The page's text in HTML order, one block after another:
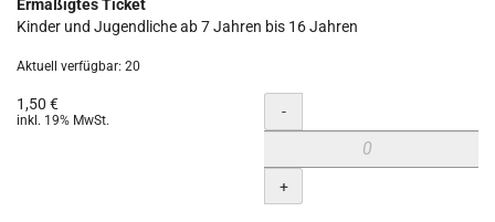
Ermäßigtes Ticket
Kinder und Jugendliche ab 7 Jahren bis 16 Jahren
Aktuell verfügbar: 20
1,50 €
inkl. 19% MwSt. Menge
-
+